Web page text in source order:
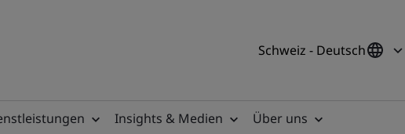
Schweiz - Deutsch
Insights & Medien Über uns